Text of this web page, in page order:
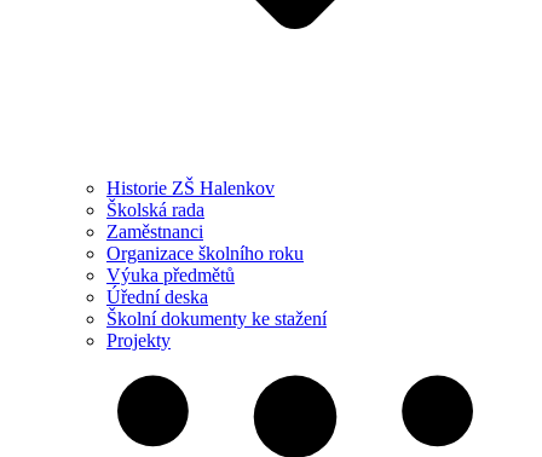
Historie ZŠ Halenkov
Školská rada
Zaměstnanci
Organizace školního roku
Výuka předmětů
Úřední deska
Školní dokumenty ke stažení
Projekty